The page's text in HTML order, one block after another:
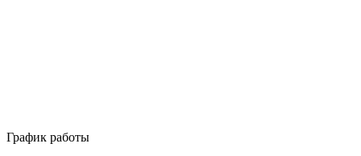
График работы